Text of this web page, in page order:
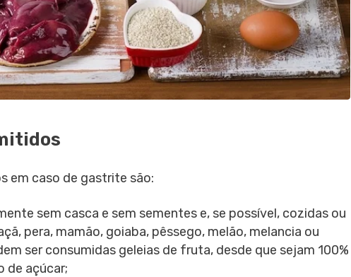
em caso de gastrite são:
sem casca e sem sementes e, se possível, cozidas ou
pera, mamão, goiaba, pêssego, melão, melancia ou
ser consumidas geleias de fruta, desde que sejam 100%
de açúcar;